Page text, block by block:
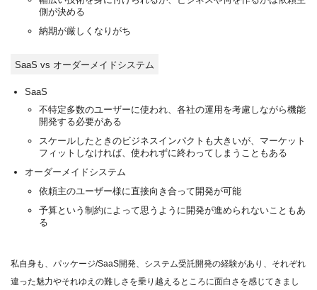
側が決める
納期が厳しくなりがち
SaaS vs オーダーメイドシステム
SaaS
不特定多数のユーザーに使われ、各社の運用を考慮しながら機能
開発する必要がある
スケールしたときのビジネスインパクトも大きいが、マーケット
フィットしなければ、使われずに終わってしまうこともある
オーダーメイドシステム
依頼主のユーザー様に直接向き合って開発が可能
予算という制約によって思うように開発が進められないこともあ
る
私自身も、パッケージ/SaaS開発、システム受託開発の経験があり、それぞれ
違った魅力やそれゆえの難しさを乗り越えるところに面白さを感じてきまし